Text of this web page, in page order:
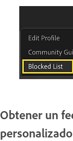
Obtener un